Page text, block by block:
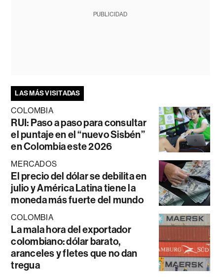
PUBLICIDAD
LAS MÁS VISITADAS
COLOMBIA
RUI: Paso a paso para consultar
el puntaje en el “nuevo Sisbén”
en Colombia este 2026
MERCADOS
El precio del dólar se debilita en
julio y América Latina tiene la
moneda más fuerte del mundo
COLOMBIA
La mala hora del exportador
colombiano: dólar barato,
aranceles y fletes que no dan
tregua